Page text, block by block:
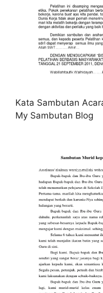
Kata Sambutan
My Sambutan Blog